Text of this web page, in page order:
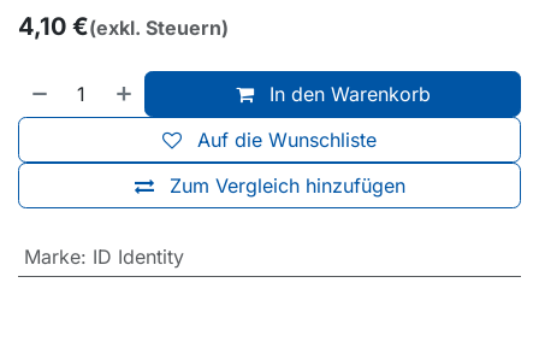
4,10 €(exkl. Steuern)
In den Warenkorb
Zum Vergleich hinzufügen
Auf die Wunschliste
Marke: ID Identity